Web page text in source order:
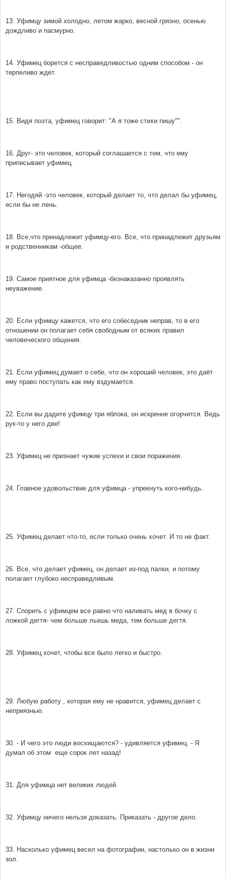
13. Уфимцу зимой холодно, летом жарко, весной грязно, осенью
дождливо и пасмурно.
14. Уфимец борется с несправедливостью одним способом - он
терпеливо ждет.
15. Видя поэта, уфимец говорит: "А я тоже стихи пишу"".
16. Друг- это человек, который соглашается с тем, что ему
приписывает уфимец.
17. Негодяй -это человек, который делает то, что делал бы уфимец,
если бы не лень.
18. Все,что принадлежит уфимцу-его. Все, что принадлежит друзьям
и родственникам -общее.
19. Самое приятное для уфимца -безнаказанно проявлять
неуважение.
20. Если уфимцу кажется, что его собеседник неправ, то в его
отношении он полагает себя свободным от всяких правил
человеческого общения.
21. Если уфимец думает о себе, что он хороший человек, это даёт
ему право поступать как ему вздумается.
22. Если вы дадите уфимцу три яблока, он искренне огорчится. Ведь
рук-то у него две!
23. Уфимец не признает чужие успехи и свои поражения.
24. Главное удовольствие для уфимца - упрекнуть кого-нибудь.
25. Уфимец делает что-то, если только очень хочет. И то не факт.
26. Все, что делает уфимец, он делает из-под палки, и потому
полагает глубоко несправедливым.
27. Спорить с уфимцем все равно что наливать мед в бочку с
ложкой дегтя- чем больше льешь меда, тем больше дегтя.
28. Уфимец хочет, чтобы все было легко и быстро.
29. Любую работу , которая ему не нравится, уфимец делает с
неприязнью.
30. - И чего это люди восхищаются? - удивляется уфимец. - Я
думал об этом еще сорок лет назад!
31. Для уфимца нет великих людей.
32. Уфимцу ничего нельзя доказать. Приказать - другое дело.
33. Насколько уфимец весел на фотографии, настолько он в жизни
зол.